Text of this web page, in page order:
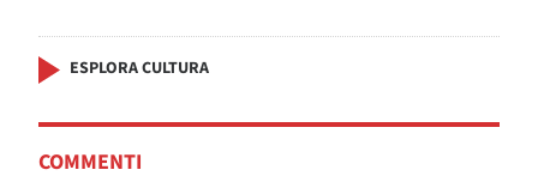
ESPLORA CULTURA
COMMENTI